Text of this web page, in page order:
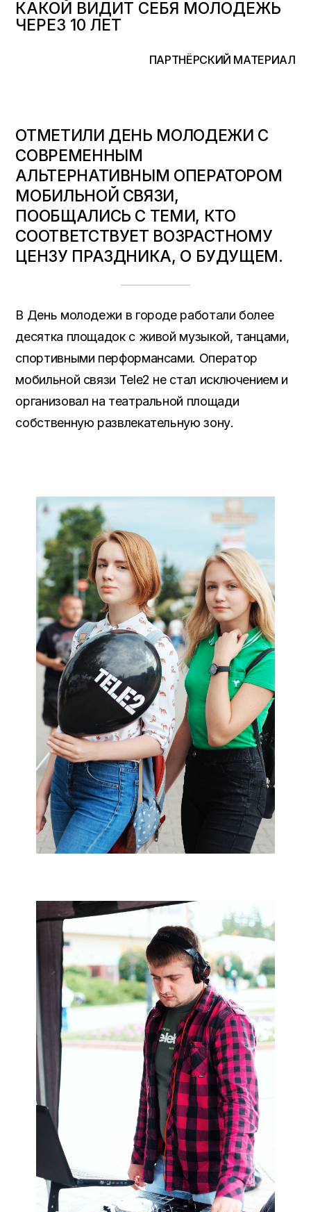
КАКОЙ ВИДИТ СЕБЯ МОЛОДЕЖЬ
ЧЕРЕЗ 10 ЛЕТ
ПАРТНЁРСКИЙ МАТЕРИАЛ
ОТМЕТИЛИ ДЕНЬ МОЛОДЕЖИ С
СОВРЕМЕННЫМ
АЛЬТЕРНАТИВНЫМ ОПЕРАТОРОМ
МОБИЛЬНОЙ СВЯЗИ,
ПООБЩАЛИСЬ С ТЕМИ, КТО
СООТВЕТСТВУЕТ ВОЗРАСТНОМУ
ЦЕНЗУ ПРАЗДНИКА, О БУДУЩЕМ.
В День молодежи в городе работали более
десятка площадок с живой музыкой, танцами,
спортивными перформансами. Оператор
мобильной связи Tele2 не стал исключением и
организовал на театральной площади
собственную развлекательную зону.